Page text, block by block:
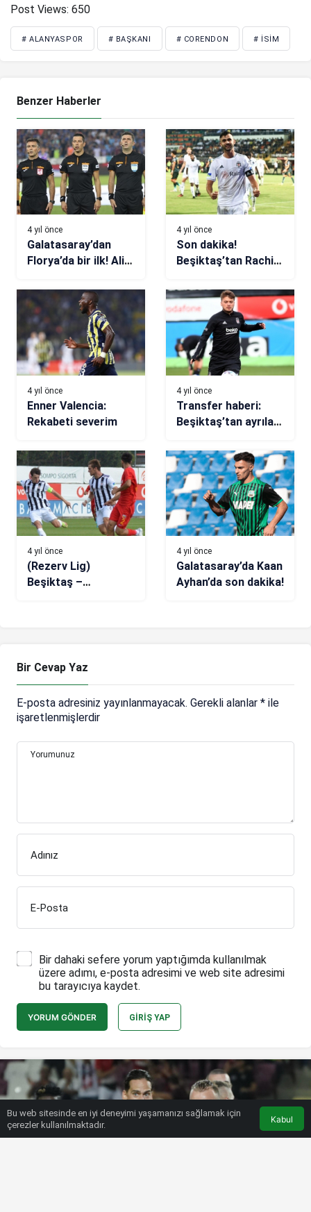
Post Views: 650
# ALANYASPOR # BAŞKANI # CORENDON # İSIM
Benzer Haberler
4 yıl önce
Galatasaray’dan
Florya’da bir ilk! Ali
yaptılar…
4 yıl önce
Son dakika!
Beşiktaş’tan Rachid
4 yıl önce
Enner Valencia:
Rekabeti severim
4 yıl önce
Transfer haberi:
Beşiktaş’tan ayrılan
Nassr ile görüşüyor
4 yıl önce
(Rezerv Lig)
Beşiktaş –
4 yıl önce
Galatasaray’da Kaan
Ayhan’da son dakika!
Bir Cevap Yaz
E-posta adresiniz yayınlanmayacak. Gerekli alanlar * ile
işaretlenmişlerdir
Yorumunuz
Adınız
E-Posta
Bir dahaki sefere yorum yaptığımda kullanılmak
üzere adımı, e-posta adresimi ve web site adresimi
bu tarayıcıya kaydet.
YORUM GÖNDER GIRIŞ YAP
Bu web sitesinde en iyi deneyimi yaşamanızı sağlamak için
çerezler kullanılmaktadır.
Kabul